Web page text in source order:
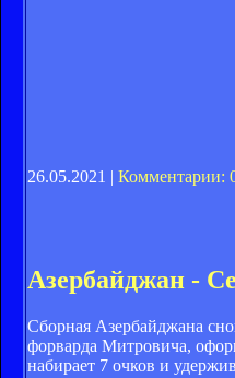
26.05.2021 | Комментарии:
Азербайджан -
Сборная Азербайджана
форварда Митровича,
набирает 7 очков и